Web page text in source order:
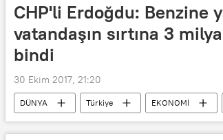
CHP'li Erdoğdu: Benzine
vatandaşın sırtına 3
bindi
30 Ekim 2017, 21:20
DÜNYA Türkiye EKONOMİ
Aykut Erdoğdu
CHP AK Parti